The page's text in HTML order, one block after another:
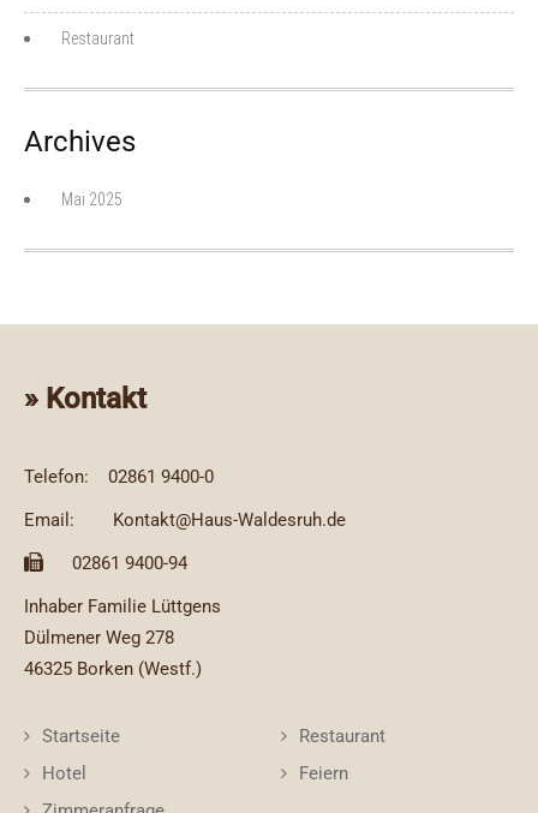
Restaurant
Archives
Mai 2025
» Kontakt
Telefon:
02861 9400-0
Email:
Kontakt@Haus-Waldesruh.de
02861 9400-94
Inhaber Familie Lüttgens
Dülmener Weg 278
46325 Borken (Westf.)
Startseite
Hotel
Restaurant
Feiern